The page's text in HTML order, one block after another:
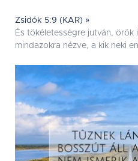
Zsidók 5:9 (KAR) »
És tökéletességre jutván, örök
mindazokra nézve, a kik neki